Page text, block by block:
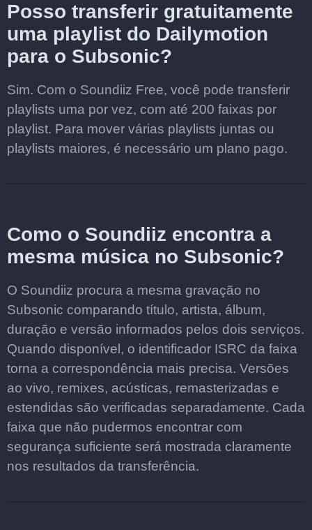
Posso transferir gratuitamente
uma playlist do Dailymotion
para o Subsonic?
Sim. Com o Soundiiz Free, você pode transferir
playlists uma por vez, com até 200 faixas por
playlist. Para mover várias playlists juntas ou
playlists maiores, é necessário um plano pago.
Como o Soundiiz encontra a
mesma música no Subsonic?
O Soundiiz procura a mesma gravação no
Subsonic comparando título, artista, álbum,
duração e versão informados pelos dois serviços.
Quando disponível, o identificador ISRC da faixa
torna a correspondência mais precisa. Versões
ao vivo, remixes, acústicas, remasterizadas e
estendidas são verificadas separadamente. Cada
faixa que não pudermos encontrar com
segurança suficiente será mostrada claramente
nos resultados da transferência.